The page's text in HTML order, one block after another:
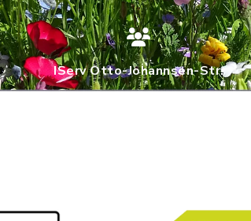
IServ Otto-Johannsen-Str.